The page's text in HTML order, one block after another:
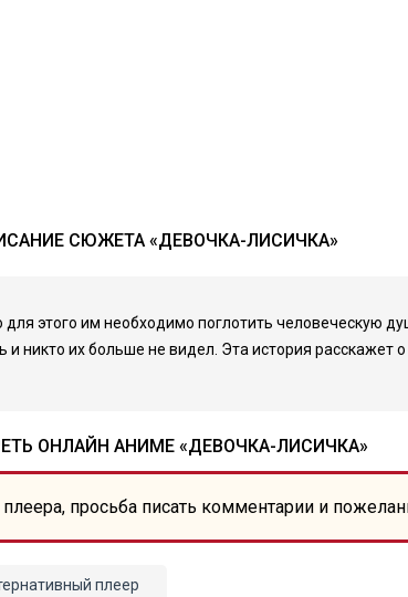
СЮЖЕТА «ДЕВОЧКА-ЛИСИЧКА»
этого им необходимо поглотить человеческую
никто их больше не видел. Эта история расскажет
ОНЛАЙН АНИМЕ «ДЕВОЧКА-ЛИСИЧКА»
просьба писать комментарии и
плеер